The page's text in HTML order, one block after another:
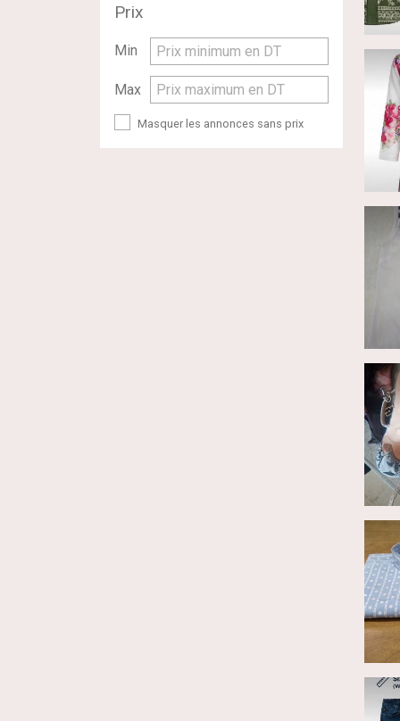
Prix
Min Prix minimum en DT
Max Prix maximum en DT
Masquer les annonces sans prix